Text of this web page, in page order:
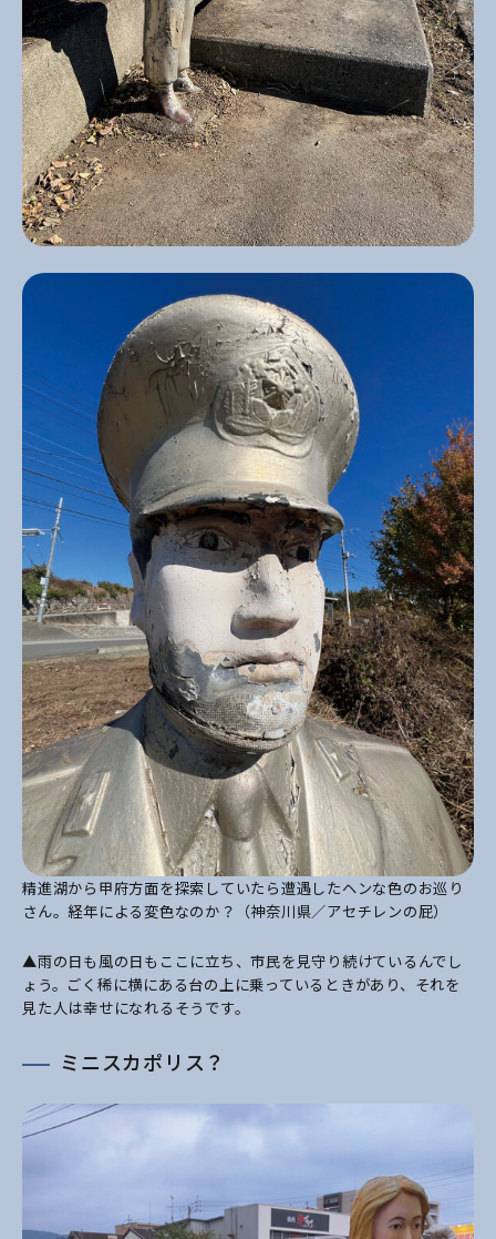
精進湖から甲府方面を探索していたら遭遇したヘンな色のお巡り
さん。経年による変色なのか？（神奈川県／アセチレンの屁）
▲雨の日も風の日もここに立ち、市民を見守り続けているんでし
ょう。ごく稀に横にある台の上に乗っているときがあり、それを
見た人は幸せになれるそうです。
ミニスカポリス？